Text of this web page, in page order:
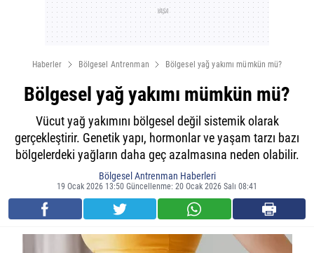
Haberler Bölgesel Antrenman Bölgesel yağ yakımı mümkün mü?
Bölgesel yağ yakımı mümkün mü?
Vücut yağ yakımını bölgesel değil sistemik olarak
gerçekleştirir. Genetik yapı, hormonlar ve yaşam tarzı bazı
bölgelerdeki yağların daha geç azalmasına neden olabilir.
Bölgesel Antrenman Haberleri
19 Ocak 2026 13:50 Güncellenme: 20 Ocak 2026 Salı 08:41